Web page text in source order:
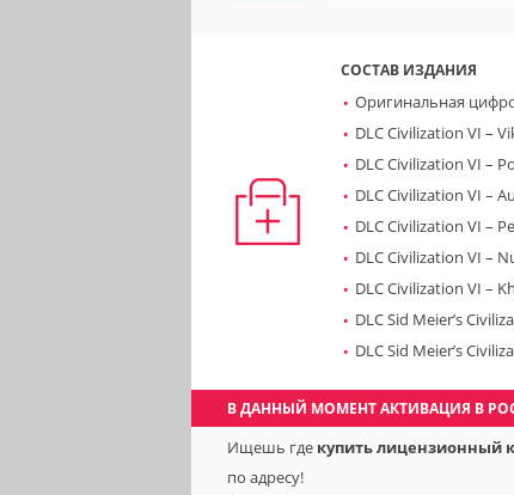
СОСТАВ ИЗДАНИЯ
Оригинальная
DLC Civilization VI –
DLC Civilization VI –
DLC Civilization VI –
DLC Civilization VI –
DLC Civilization VI –
DLC Civilization VI –
DLC Sid Meier’s
DLC Sid Meier’s
В ДАННЫЙ МОМЕНТ АКТИВАЦИЯ В
Ищешь где купить лицензионный
по адресу!